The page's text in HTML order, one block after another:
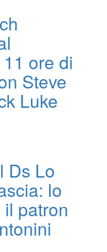
11 ore di
Steve
Luke
Ds Lo
lo
patron